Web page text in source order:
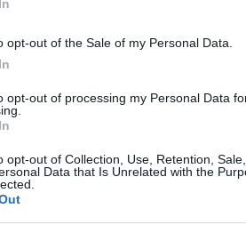
opt-out of the Sale of my Personal Data.
opt-out of processing my Personal Data
opt-out of Collection, Use, Retention,
Data that Is Unrelated with the
(ECU) átprogramozása OBD-
paraméteren (üzemanyag,